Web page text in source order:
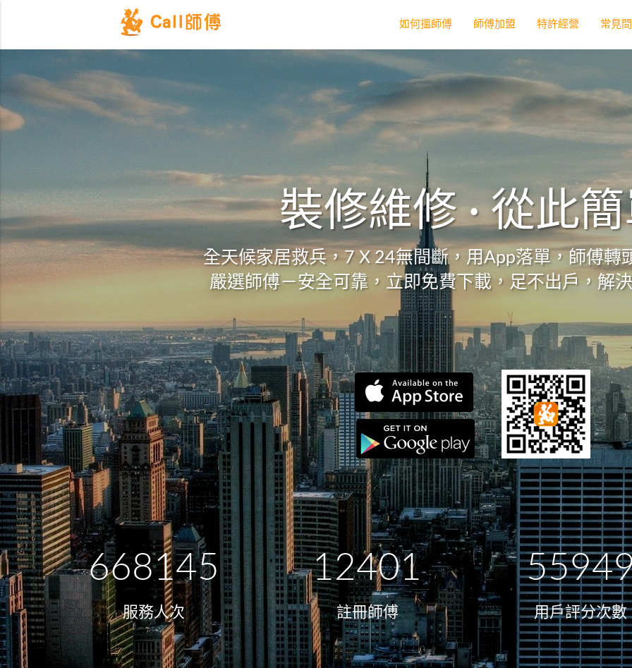
裝修維修 · 從此
全天候家居救兵，7 X 24無間斷，用App落單，師傅轉
嚴選師傅－安全可靠，立即免費下載，足不出戶，解
668145
服務人次
12401
註冊師傅 用戶評分次數
如何搵師傅 師傅加盟 特許經營 常見